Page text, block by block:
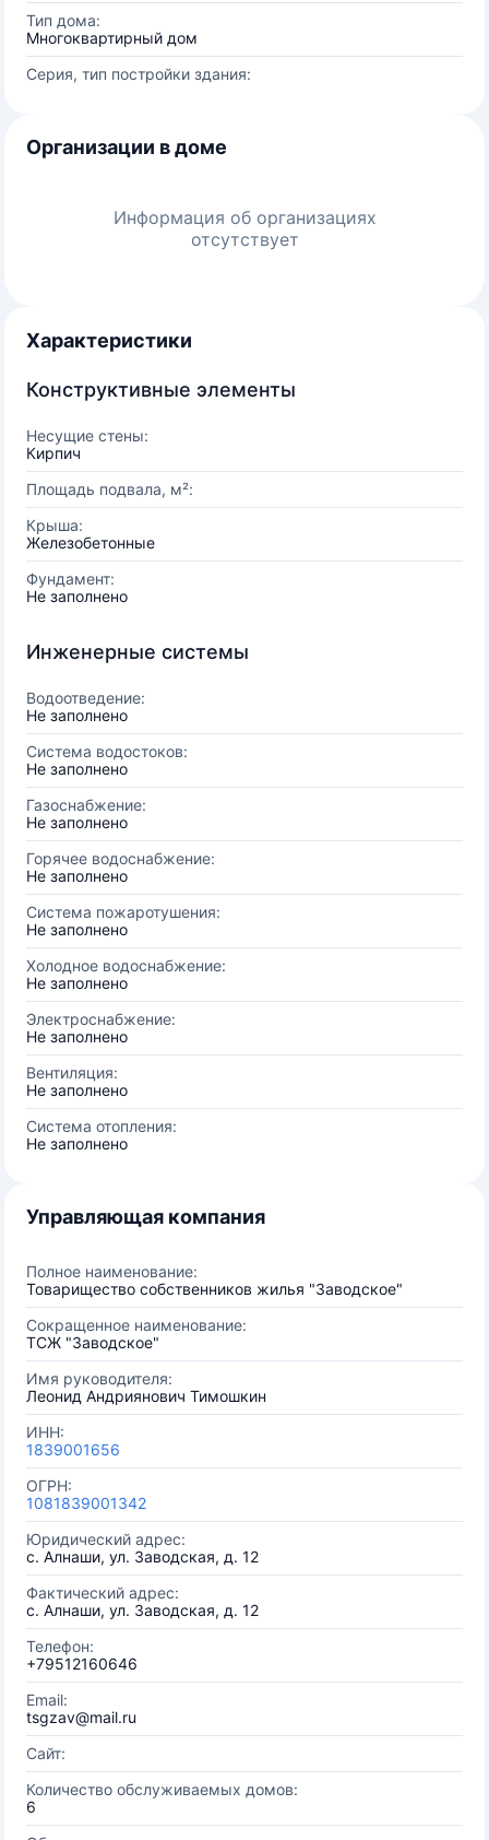
Тип дома:
Многоквартирный дом
Серия, тип постройки здания:
Организации в доме
Информация об организациях
отсутствует
Характеристики
Конструктивные элементы
Несущие стены:
Кирпич
Площадь подвала, м²:
Крыша:
Железобетонные
Фундамент:
Не заполнено
Инженерные системы
Водоотведение:
Не заполнено
Система водостоков:
Не заполнено
Газоснабжение:
Не заполнено
Горячее водоснабжение:
Не заполнено
Система пожаротушения:
Не заполнено
Холодное водоснабжение:
Не заполнено
Электроснабжение:
Не заполнено
Вентиляция:
Не заполнено
Система отопления:
Не заполнено
Управляющая компания
Полное наименование:
Товарищество собственников жилья "Заводское"
Сокращенное наименование:
ТСЖ "Заводское"
Имя руководителя:
Леонид Андриянович Тимошкин
ИНН:
1839001656
ОГРН:
1081839001342
Юридический адрес:
с. Алнаши, ул. Заводская, д. 12
Фактический адрес:
с. Алнаши, ул. Заводская, д. 12
Телефон:
+79512160646
Email:
tsgzav@mail.ru
Сайт:
Количество обслуживаемых домов:
6